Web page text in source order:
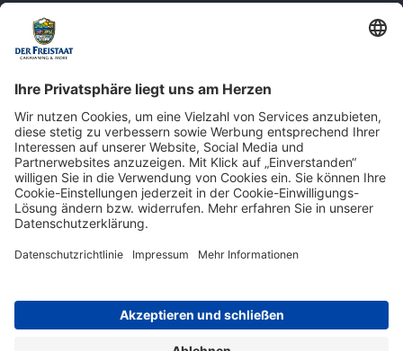
Newsletter: Jetzt auf
shop.derfreistaat.de anmelden und
einen 5€ Gutschein für unseren Online-
Shop erhalten!*
Impressum Datenschutz Barrierefreiheit